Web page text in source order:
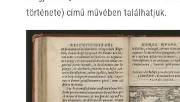
története) című művében találhatjuk.